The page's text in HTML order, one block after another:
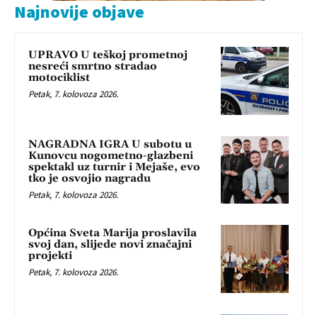
Najnovije objave
UPRAVO U teškoj prometnoj
nesreći smrtno stradao
motociklist
Petak, 7. kolovoza 2026.
NAGRADNA IGRA U subotu u
Kunovcu nogometno-glazbeni
spektakl uz turnir i Mejaše, evo
tko je osvojio nagradu
Petak, 7. kolovoza 2026.
Općina Sveta Marija proslavila
svoj dan, slijede novi značajni
projekti
Petak, 7. kolovoza 2026.